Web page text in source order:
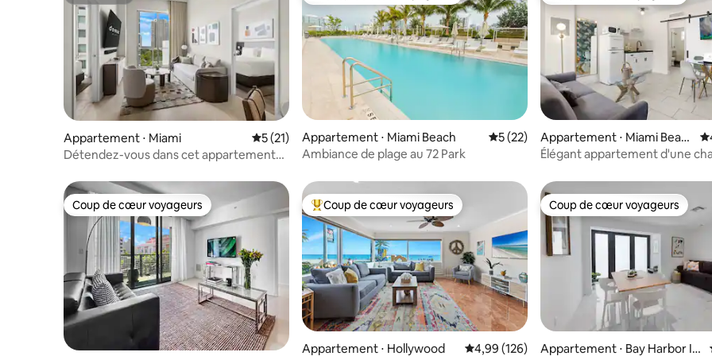
Appartement ⋅ Miami Évaluation moyenne sur la base de 21 commentaires : 5 sur 5
5 (21)
Détendez-vous dans cet appartement
et vue sur le jardin
Appartement ⋅ Miami Beach Évaluation moyenne sur la base de 22
5 (22)
Ambiance de plage au 72 Park
Appartement ⋅ Miami Beac
h
Élégant appartement d'une
Coup de cœur voyageurs
Coup de cœur voyageurs Coups de cœur voyageurs les plus appréciés
Coup de cœur voyageurs
Appartement ⋅ Hollywood Évaluation moyenne sur la base de 126
4,99 (126)
Coup de cœur voyageurs
Coup de cœur voyageurs
Appartement ⋅ Bay Harbor Isl